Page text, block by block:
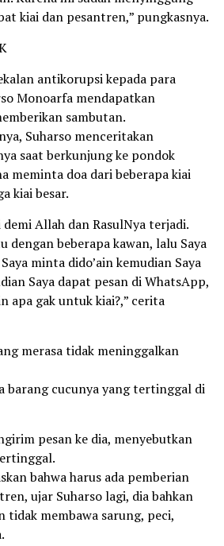
kiai dan pesantren,” pungkasnya.
antikorupsi kepada para
Monoarfa mendapatkan
sambutan.
Suharso menceritakan
saat berkunjung ke pondok
meminta doa dari beberapa kiai
kiai besar.
Allah dan RasulNya terjadi.
dengan beberapa kawan, lalu Saya
minta dido’ain kemudian Saya
Saya dapat pesan di WhatsApp,
apa gak untuk kiai?,” cerita
merasa tidak meninggalkan
barang cucunya yang tertinggal di
pesan ke dia, menyebutkan
bahwa harus ada pemberian
ujar Suharso lagi, dia bahkan
tidak membawa sarung, peci,